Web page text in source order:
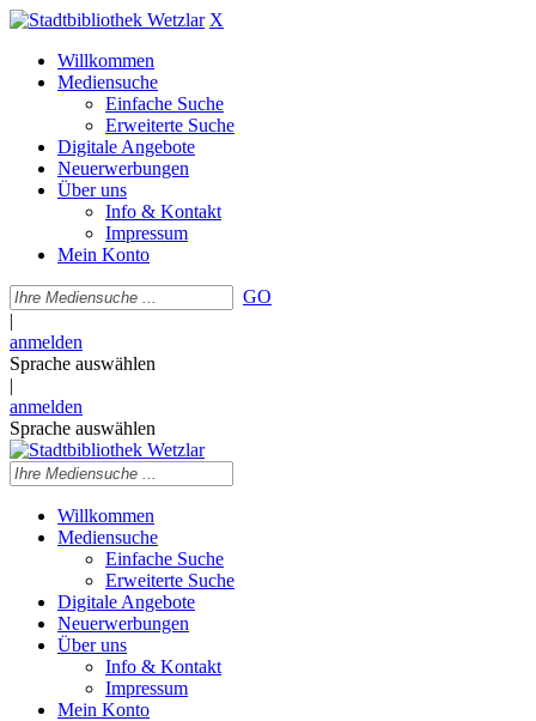
X
Willkommen
Mediensuche
Einfache Suche
Erweiterte Suche
Digitale Angebote
Neuerwerbungen
Über uns
Info & Kontakt
Impressum
Mein Konto
GO
|
anmelden
Sprache auswählen
|
anmelden
Sprache auswählen
Willkommen
Mediensuche
Einfache Suche
Erweiterte Suche
Digitale Angebote
Neuerwerbungen
Über uns
Info & Kontakt
Impressum
Mein Konto